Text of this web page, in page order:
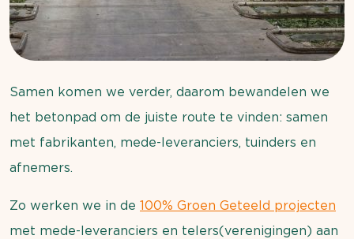
Samen komen we verder, daarom bewandelen we
het betonpad om de juiste route te vinden: samen
met fabrikanten, mede-leveranciers, tuinders en
afnemers.
Zo werken we in de 100% Groen Geteeld projecten
met mede-leveranciers en telers(verenigingen) aan